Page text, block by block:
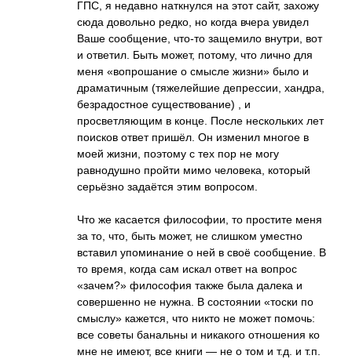
ГПС, я недавно наткнулся на этот сайт, захожу
сюда довольно редко, но когда вчера увидел
Ваше сообщение, что-то защемило внутри, вот
и ответил. Быть может, потому, что лично для
меня «вопрошание о смысле жизни» было и
драматичным (тяжелейшие депрессии, хандра,
безрадостное существование) , и
просветляющим в конце. После нескольких лет
поисков ответ пришёл. Он изменил многое в
моей жизни, поэтому с тех пор не могу
равнодушно пройти мимо человека, который
серьёзно задаётся этим вопросом.
Что же касается философии, то простите меня
за то, что, быть может, не слишком уместно
вставил упоминание о ней в своё сообщение. В
то время, когда сам искал ответ на вопрос
«зачем?» философия также была далека и
совершенно не нужна. В состоянии «тоски по
смыслу» кажется, что никто не может помочь:
все советы банальны и никакого отношения ко
мне не имеют, все книги — не о том и т.д. и т.п.